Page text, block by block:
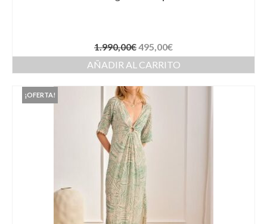
Complementos Ceremonia
Pijamas
Vestidos niña
Anillos
1.990,00€495,00€
AÑADIR AL CARRITO
¡OFERTA!